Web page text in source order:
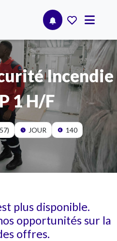
Incendie
1 H/F
JOUR 140
plus disponible.
opportunités sur la
offres.